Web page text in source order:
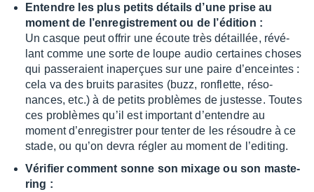
Entendre les plus petits détails d’une prise au
moment de l’en­re­gis­tre­ment ou de l’édi­tion :
Un casque peut offrir une écoute très détaillée, révé­
lant comme une sorte de loupe audio certaines choses
qui passe­raient inaperçues sur une paire d’en­ceintes :
cela va des bruits para­sites (buzz, ronflette, réso­
nances, etc.) à de petits problèmes de justesse. Toutes
ces problèmes qu’il est impor­tant d’en­tendre au
moment d’en­re­gis­trer pour tenter de les résoudre à ce
stade, ou qu’on devra régler au moment de l’edi­ting.
Véri­fier comment sonne son mixage ou son maste­
ring :